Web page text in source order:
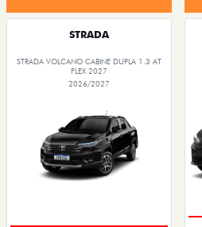
STRADA
STRADA VOLCANO CABINE DUPLA 1.3 AT
FLEX 2027
2026/2027